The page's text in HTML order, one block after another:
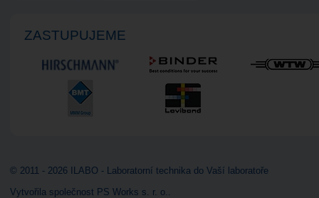
ZASTUPUJEME
© 2011 - 2026 ILABO - Laboratorní technika do Vaší laboratoře
Vytvořila společnost PS Works s. r. o. .